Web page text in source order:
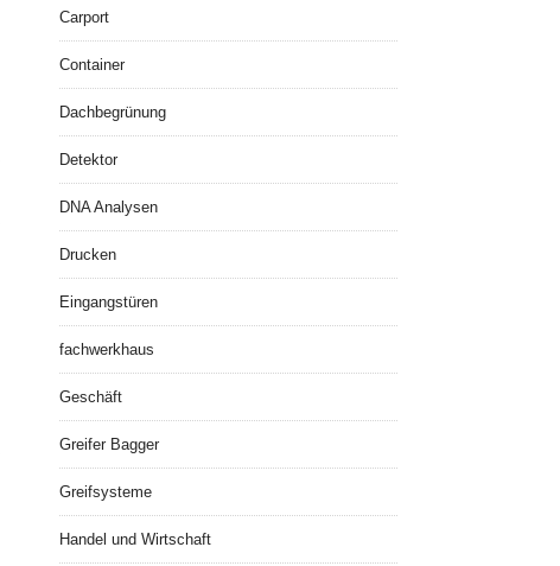
Carport
Container
Dachbegrünung
Detektor
DNA Analysen
Drucken
Eingangstüren
fachwerkhaus
Geschäft
Greifer Bagger
Greifsysteme
Handel und Wirtschaft